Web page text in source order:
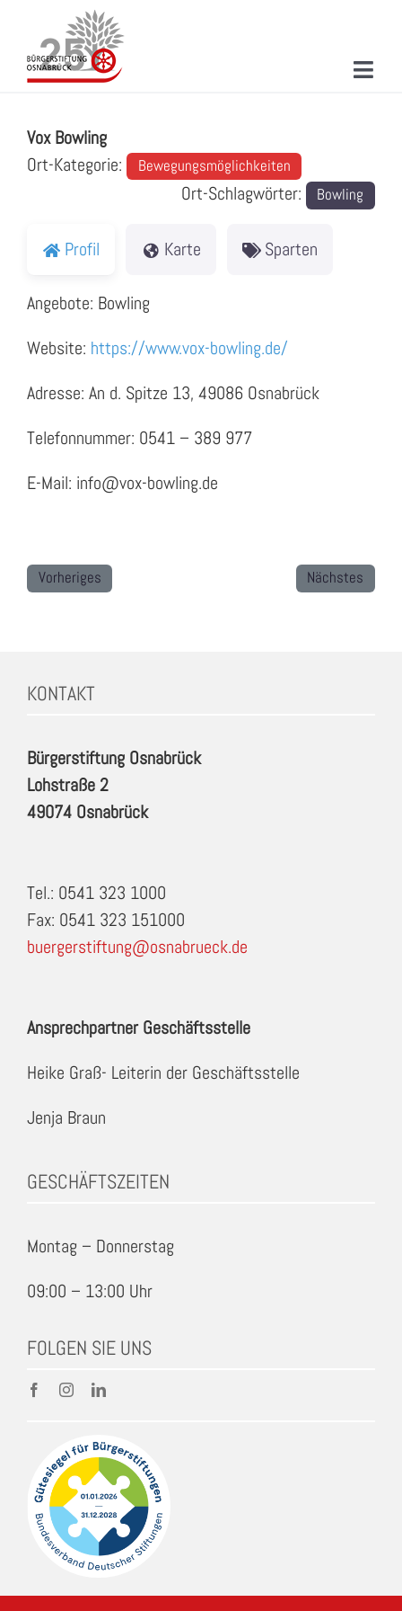
springen
PROJEKTE & AKTIONEN
NEUIGKEITEN
Vox Bowling
Ort-Kategorie:
Bewegungsmöglichkeiten
Ort-Schlagwörter: Bowling
Profil Karte Sparten
Angebote: Bowling
Website: https://www.vox-bowling.de/
Adresse: An d. Spitze 13, 49086 Osnabrück
Telefonnummer: 0541 – 389 977
E-Mail: info@vox-bowling.de
Vorheriges Nächstes
KONTAKT
Bürgerstiftung Osnabrück
Lohstraße 2
49074 Osnabrück
Tel.: 0541 323 1000
Fax: 0541 323 151000
buergerstiftung@osnabrueck.de
Ansprechpartner Geschäftsstelle
Heike Graß- Leiterin der Geschäftsstelle
Jenja Braun
GESCHÄFTSZEITEN
Montag – Donnerstag
09:00 – 13:00 Uhr
FOLGEN SIE UNS